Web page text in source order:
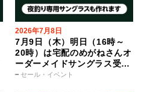
2026年7月8日
セール・イベント
7月9日（木）明日（16時～
20時）は宅配のめがねさんオ
ーダーメイドサングラス受注
会